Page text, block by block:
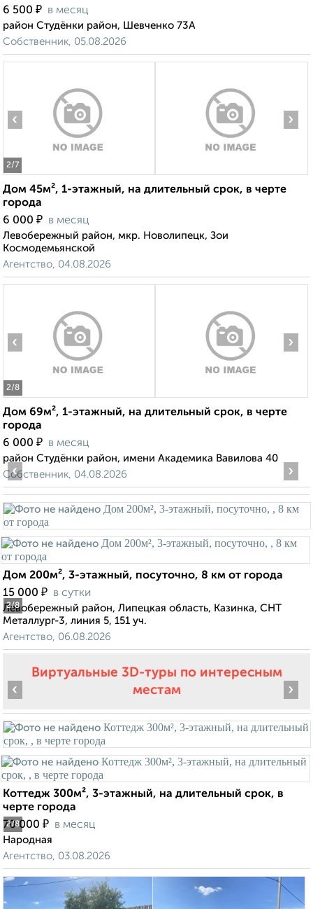
6 500 ₽ в месяц
район Студёнки район, Шевченко 73А
Собственник, 05.08.2026
2/7
‹ ›
Дом 45м², 1-этажный, на длительный срок, в черте
города
6 000 ₽ в месяц
Левобережный район, мкр. Новолипецк, Зои
Космодемьянской
Агентство, 04.08.2026
2/8
‹ ›
Дом 69м², 1-этажный, на длительный срок, в черте
города
6 000 ₽ в месяц
район Студёнки район, имени Академика Вавилова 40
Собственник, 04.08.2026
2/8
‹ ›
Дом 200м², 3-этажный, посуточно, 8 км от города
15 000 ₽ в сутки
Левобережный район, Липецкая область, Казинка, СНТ
Металлург-3, линия 5, 151 уч.
Агентство, 06.08.2026
Виртуальные 3D-туры по интересным
местам
2/8
‹ ›
Коттедж 300м², 3-этажный, на длительный срок, в
черте города
70 000 ₽ в месяц
Народная
Агентство, 03.08.2026